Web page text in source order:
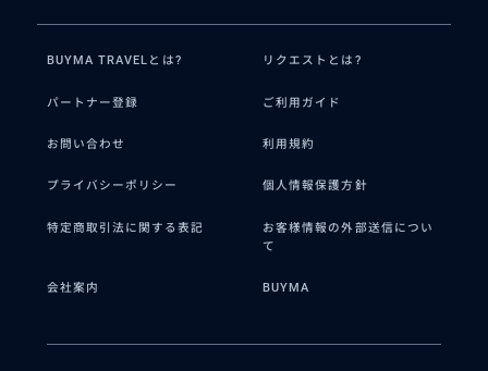
BUYMA TRAVELとは? リクエストとは?
パートナー登録 ご利用ガイド
お問い合わせ 利用規約
プライバシーポリシー 個人情報保護方針
特定商取引法に関する表記
お客様情報の外部送信につい
て
会社案内 BUYMA